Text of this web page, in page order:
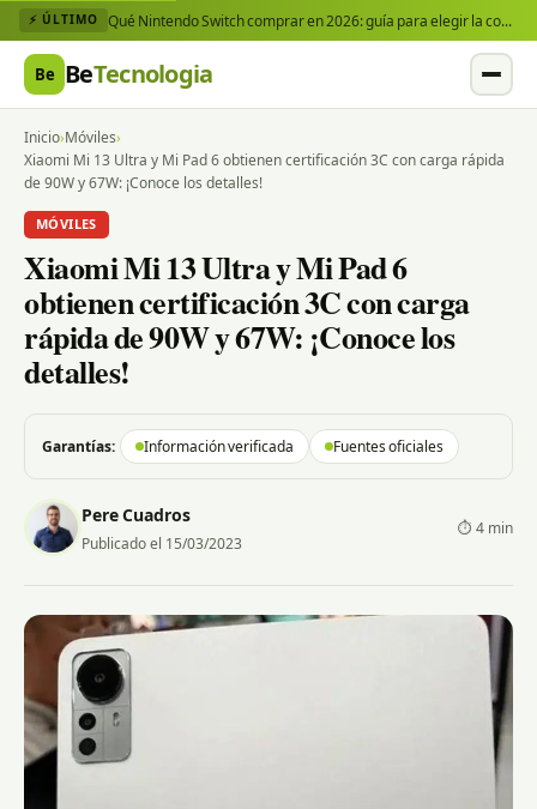
⚡ ÚLTIMO Qué Nintendo Switch comprar en 2026: guía para elegir la consola y los juegos que necesitas
Be BeTecnologia
Inicio›Móviles›
Xiaomi Mi 13 Ultra y Mi Pad 6 obtienen certificación 3C con carga rápida
de 90W y 67W: ¡Conoce los detalles!
MÓVILES
Xiaomi Mi 13 Ultra y Mi Pad 6
obtienen certificación 3C con carga
rápida de 90W y 67W: ¡Conoce los
detalles!
Garantías: Información verificada Fuentes oficiales
Pere Cuadros
Publicado el 15/03/2023
⏱ 4 min